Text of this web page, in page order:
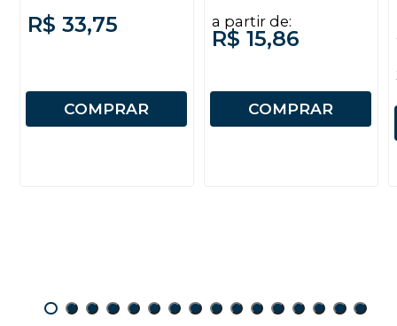
R$ 33,75
COMPRAR
a partir de:
R$ 15,86
COMPRAR